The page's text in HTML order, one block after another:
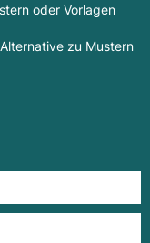
oder Vorlagen
zu Mustern